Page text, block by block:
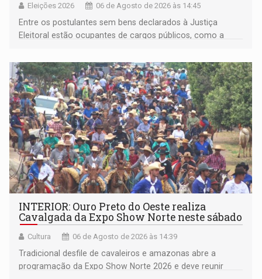
Eleições 2026 06 de Agosto de 2026 às 14:45
Entre os postulantes sem bens declarados à Justiça
Eleitoral estão ocupantes de cargos públicos, como a
Pedro Geovar (PP) e a vice-prefeita Magna dos Anjos
(NOVO)
INTERIOR: Ouro Preto do Oeste realiza
Cavalgada da Expo Show Norte neste sábado
Cultura 06 de Agosto de 2026 às 14:39
Tradicional desfile de cavaleiros e amazonas abre a
programação da Expo Show Norte 2026 e deve reunir